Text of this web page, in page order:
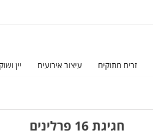
זרים מתוקים עיצוב אירועים יין
חגיגת 16 פרלינים